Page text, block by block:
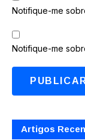
Notifique-me
Notifique-me
Artigos